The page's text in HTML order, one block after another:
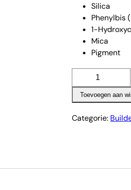
Silica
Phenylbis
1-
Mica
Pigment
Golden
vows
aantal
Toevoegen aan
Categorie: